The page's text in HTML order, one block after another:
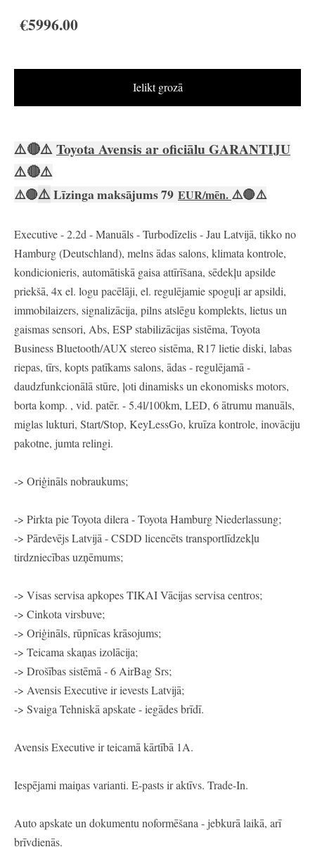
€5996.00
Ielikt grozā
⚠️🔴⚠️Toyota Avensis ar oficiāluGARANTIJU
⚠️🔴⚠️
⚠️🔴⚠️Līzinga maksājums 79 EUR/mēn. ⚠️🔴⚠️
Executive - 2.2d - Manuāls - Turbodīzelis - Jau Latvijā, tikko no
Hamburg (Deutschland), melns ādas salons, klimata kontrole,
kondicionieris, automātiskā gaisa attīrīšana, sēdekļu apsilde
priekšā, 4x el. logu pacēlāji, el. regulējamie spoguļi ar apsildi,
immobilaizers, signalizācija, pilns atslēgu komplekts, lietus un
gaismas sensori, Abs, ESP stabilizācijas sistēma, Toyota
Business Bluetooth/AUX stereo sistēma, R17 lietie diski, labas
riepas, tīrs, kopts patīkams salons, ādas - regulējamā -
daudzfunkcionālā stūre, ļoti dinamisks un ekonomisks motors,
borta komp. , vid. patēr. - 5.4l/100km, LED, 6 ātrumu manuāls,
miglas lukturi, Start/Stop, KeyLessGo, kruīza kontrole, inovāciju
pakotne, jumta relingi.
-> Oriģināls nobraukums;
-> Pirkta pie Toyota dilera - Toyota Hamburg Niederlassung;
-> Pārdevējs Latvijā - CSDD licencēts transportlīdzekļu
tirdzniecības uzņēmums;
-> Visas servisa apkopes TIKAI Vācijas servisa centros;
-> Cinkota virsbuve;
-> Oriģināls, rūpnīcas krāsojums;
-> Teicama skaņas izolācija;
-> Drošības sistēmā - 6 AirBag Srs;
-> Avensis Executive ir ievests Latvijā;
-> Svaiga Tehniskā apskate - iegādes brīdī.
Avensis Executive ir teicamā kārtībā 1A.
Iespējami maiņas varianti. E-pasts ir aktīvs. Trade-In.
Auto apskate un dokumentu noformēšana - jebkurā laikā, arī
brīvdienās.